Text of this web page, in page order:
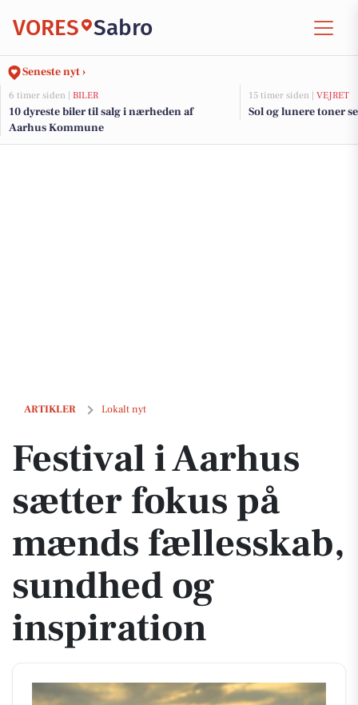
VORES Sabro
Seneste nyt ›
6 timer siden | BILER
10 dyreste biler til salg i nærheden af
Aarhus Kommune
15 timer siden | VEJRET
Sol og lunere toner
ARTIKLER Lokalt nyt
Festival i Aarhus sætter fokus på mænds fællesskab, sundhed og
Festival i Aarhus
sætter fokus på
mænds fællesskab,
sundhed og
inspiration